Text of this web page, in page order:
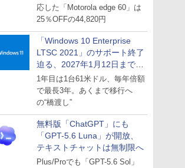
応した「Motorola edge 60」は
25％OFFの44,820円
「Windows 10 Enterprise
LTSC 2021」のサポート終了
迫る、2027年1月12日まで
～ESUは9月1日から販売
1年目は1台61米ドル、毎年倍額
で最長3年。あくまで移行へ
の“橋渡し”
無料版「ChatGPT」にも
「GPT-5.6 Luna」が開放、
テキストチャットは無制限へ
Plus/Proでも「GPT-5.6 Sol」